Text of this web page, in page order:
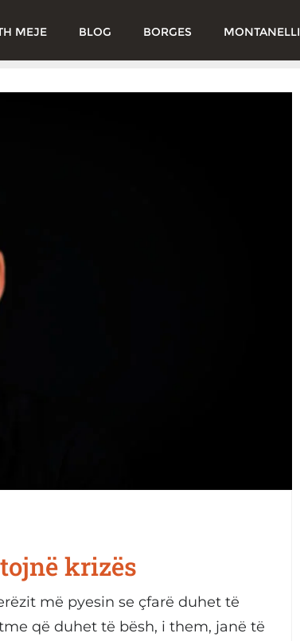
MEJE BLOG BORGES MONTANELLI
krizës
më pyesin se çfarë duhet të
që duhet të bësh, i them, janë të